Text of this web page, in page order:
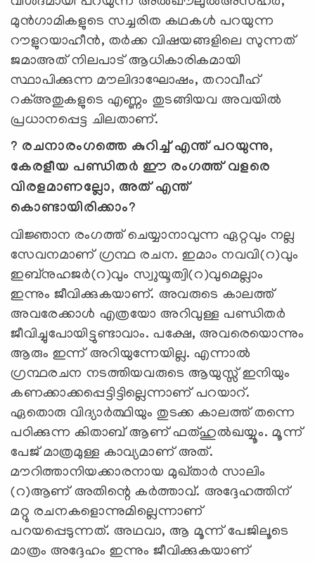
മുന്‍ഗാമികളുടെ സച്ചരിത കഥകള്‍ പറയുന്ന
റൗളുറയാഹീന്‍, തര്‍ക്ക വിഷയങ്ങളിലെ സുന്നത്
ജമാഅത് നിലപാട് ആധികാരികമായി
സ്ഥാപിക്കുന്ന മൗലിദാഘോഷം, തറാവീഹ്
റക്അതുകളുടെ എണ്ണം തുടങ്ങിയവ അവയില്‍
പ്രധാനപ്പെട്ട ചിലതാണ്.
? രചനാരംഗത്തെ കുറിച്ച് എന്ത് പറയുന്നു,
കേരളീയ പണ്ഡിതര്‍ ഈ രംഗത്ത് വളരെ
വിരളമാണല്ലോ, അത് എന്ത്
കൊണ്ടായിരിക്കാം?
വിജ്ഞാന രംഗത്ത് ചെയ്യാനാവുന്ന ഏറ്റവും നല്ല
സേവനമാണ് ഗ്രന്ഥ രചന. ഇമാം നവവി(റ)വും
ഇബ്നുഹജര്‍(റ)വും സ്വുയൂത്വി(റ)വുമെല്ലാം
ഇന്നും ജീവിക്കുകയാണ്. അവരുടെ കാലത്ത്
അവരേക്കാള്‍ എത്രയോ അറിവുള്ള പണ്ഡിതര്‍
ജീവിച്ചുപോയിട്ടുണ്ടാവാം. പക്ഷേ, അവരെയൊന്നും
ആരും ഇന്ന് അറിയുന്നേയില്ല. എന്നാല്‍
ഗ്രന്ഥരചന നടത്തിയവരുടെ ആയുസ്സ് ഇനിയും
കണക്കാക്കപ്പെട്ടിട്ടില്ലെന്നാണ് പറയാറ്.
ഏതൊരു വിദ്യാര്‍ത്ഥിയും തുടക്ക കാലത്ത് തന്നെ
പഠിക്കുന്ന കിതാബ് ആണ് ഫത്ഹുല്‍ഖയ്യൂം. മൂന്ന്
പേജ് മാത്രമുള്ള കാവ്യമാണ് അത്.
മൗറിത്താനിയക്കാരനായ മുഖ്താര്‍ സാലിം
(റ)ആണ് അതിന്റെ കര്‍ത്താവ്. അദ്ദേഹത്തിന്
മറ്റു രചനകളൊന്നുമില്ലെന്നാണ്
പറയപ്പെടുന്നത്. അഥവാ, ആ മൂന്ന് പേജിലൂടെ
മാത്രം അദ്ദേഹം ഇന്നും ജീവിക്കുകയാണ്